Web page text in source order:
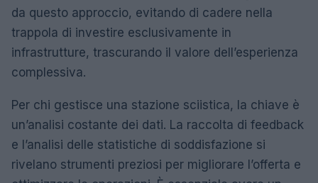
da questo approccio, evitando di cadere nella
trappola di investire esclusivamente in
infrastrutture, trascurando il valore dell’esperienza
complessiva.
Per chi gestisce una stazione sciistica, la chiave è
un’analisi costante dei dati. La raccolta di feedback
e l’analisi delle statistiche di soddisfazione si
rivelano strumenti preziosi per migliorare l’offerta e